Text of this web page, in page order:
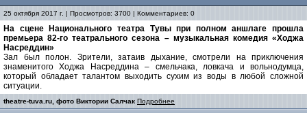
25 октября 2017 г. | Просмотров: 3700 | Комментариев: 0
На сцене Национального театра Тувы при полном аншлаге прошла
премьера 82-го театрального сезона – музыкальная комедия «Ходжа
Насреддин»
Зал был полон. Зрители, затаив дыхание, смотрели на приключения
знаменитого Ходжа Насреддина – смельчака, ловкача и вольнодумца,
который обладает талантом выходить сухим из воды в любой сложной
ситуации.
theatre-tuva.ru, фото Виктории Салчак Подробнее